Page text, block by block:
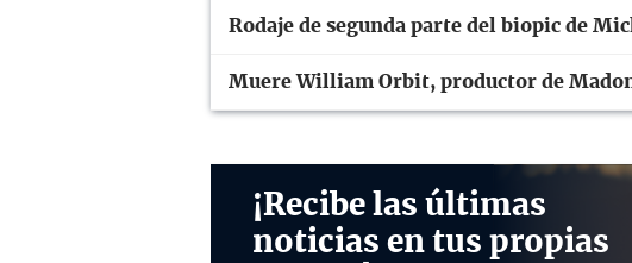
Rodaje de segunda parte del biopic de
Muere William Orbit, productor de
¡Recibe las últimas
noticias en tus propias